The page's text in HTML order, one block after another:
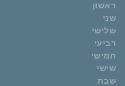
ראשון
שני
שלישי
רביעי
חמישי
שישי
שבת